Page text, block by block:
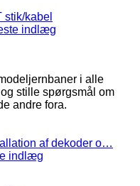
stik/kabel
indlæg
i alle
stille spørgsmål om
andre fora.
af dekoder o…
indlæg